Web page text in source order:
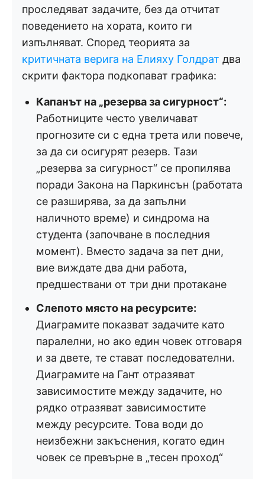
проследяват задачите, без да отчитат
поведението на хората, които ги
изпълняват. Според теорията за
критичната верига на Елияху Голдрат два
скрити фактора подкопават графика:
Капанът на „резерва за сигурност“:
Работниците често увеличават
прогнозите си с една трета или повече,
за да си осигурят резерв. Тази
„резерва за сигурност“ се пропилява
поради Закона на Паркинсън (работата
се разширява, за да запълни
наличното време) и синдрома на
студента (започване в последния
момент). Вместо задача за пет дни,
вие виждате два дни работа,
предшествани от три дни протакане
Слепото място на ресурсите:
Диаграмите показват задачите като
паралелни, но ако един човек отговаря
и за двете, те стават последователни.
Диаграмите на Гант отразяват
зависимостите между задачите, но
рядко отразяват зависимостите
между ресурсите. Това води до
неизбежни закъснения, когато един
човек се превърне в „тесен проход“